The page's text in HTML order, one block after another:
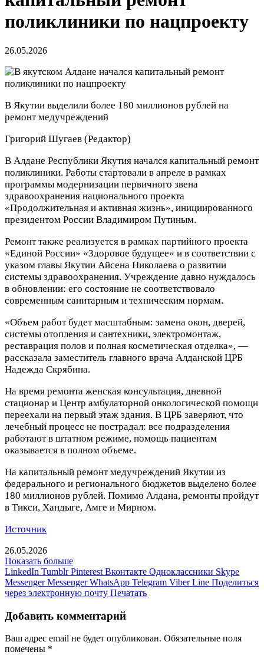
поликлиники по нацпроекту
26.05.2026
В Якутии выделили более 180 миллионов рублей на
ремонт медучреждений
Григорий Шугаев (Редактор)
В Алдане Республики Якутия начался капитальный ремонт
поликлиники. Работы стартовали в апреле в рамках
программы модернизации первичного звена
здравоохранения национального проекта
«Продолжительная и активная жизнь», инициированного
президентом России Владимиром Путиным.
Ремонт также реализуется в рамках партийного проекта
«Единой России» «Здоровое будущее» и в соответствии с
указом главы Якутии Айсена Николаева о развитии
системы здравоохранения. Учреждение давно нуждалось
в обновлении: его состояние не соответствовало
современным санитарным и техническим нормам.
«Объем работ будет масштабным: замена окон, дверей,
системы отопления и сантехники, электромонтаж,
реставрация полов и полная косметическая отделка», —
рассказала заместитель главного врача Алданской ЦРБ
Надежда Скрябина.
На время ремонта женская консультация, дневной
стационар и Центр амбулаторной онкологической помощи
переехали на первый этаж здания. В ЦРБ заверяют, что
лечебный процесс не пострадал: все подразделения
работают в штатном режиме, помощь пациентам
оказывается в полном объеме.
На капитальный ремонт медучреждений Якутии из
федерального и регионального бюджетов выделено более
180 миллионов рублей. Помимо Алдана, ремонты пройдут
в Тикси, Хандыге, Амге и Мирном.
Источник
26.05.2026
Показать больше
LinkedIn Tumblr Pinterest Вконтакте Одноклассники Skype
Messenger Messenger WhatsApp Telegram Viber Line Поделиться
через электронную почту Печатать
Добавить комментарий
Ваш адрес email не будет опубликован. Обязательные поля
помечены *